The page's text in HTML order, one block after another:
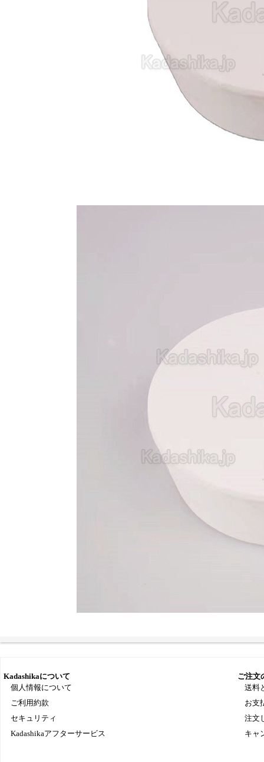
Kadashikaについて
個人情報について
ご利用約款
セキュリティ
Kadashikaアフターサービス
ご注文
送料
お支
注文
キャ